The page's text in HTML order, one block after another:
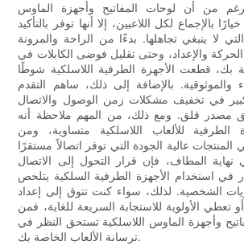
من أن لوحات المفاتيح وأجهزة الماوس
بالإجماع لكل اللاعبين، إلا أنها توفر بالتأكيد
لا ينبغي تجاهلها. بدءًا من الراحة والمرونة
والإعداد، وحتى تقليل فوضى الكابلات في
بك، قطعت الأجهزة الطرفية اللاسلكية شوطًا
والموثوقية. بالإضافة إلى ذلك، ساهم التقدم
في تخفيف مشكلات زمن الوصول والاتصال
مصدر قلق. ومع ذلك، من المهم ملاحظة أنه
للألعاب اللاسلكية متساوية، ومن
عالية الجودة التي توفر اتصالاً مستقرًا
نهاية المطاف، فإن قرار التحول إلى الاتصال
في استخدام الأجهزة الطرفية السلكية يتلخص
الشخصية. لذلك، سواء كنت تتوق إلى إعداد
تعطي الأولوية للاستجابة السريعة للغاية، فمن
وأجهزة الماوس اللاسلكية تستحق النظر في
ترسانة الألعاب الخاصة بك.